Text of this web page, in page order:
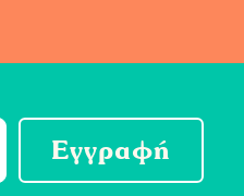
Εγγραφή